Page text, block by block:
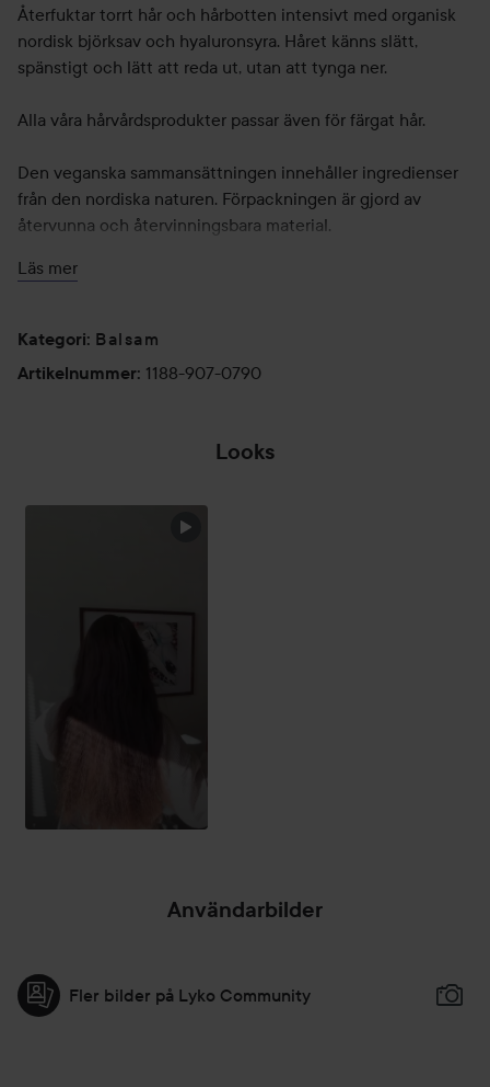
Återfuktar torrt hår och hårbotten intensivt med organisk
nordisk björksav och hyaluronsyra. Håret känns slätt,
spänstigt och lätt att reda ut, utan att tynga ner.
Alla våra hårvårdsprodukter passar även för färgat hår.
Den veganska sammansättningen innehåller ingredienser
från den nordiska naturen. Förpackningen är gjord av
återvunna och återvinningsbara material.
Användning:
behövs. För bästa resultat, följ med Nordic Hydra [Lähde]
Lumene Moisture Conditioner
nordisk expert inom skönhetsvård.
nordisk björksav och hyaluronsyra. Håret känns slätt,
Skölj noga. För bästa resultat, använd tillsammans med
290 ml
Läs mer
Kategori: Balsam
Artikelnummer: 1188-907-0790
Looks
Användarbilder
Fler bilder på Lyko Community